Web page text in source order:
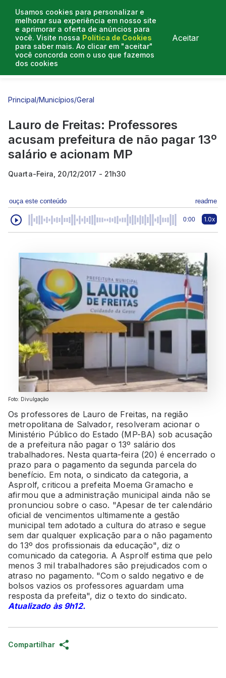
Usamos cookies para personalizar e
melhorar sua experiência em nosso site
e aprimorar a oferta de anúncios para
você. Visite nossa Política de Cookies
para saber mais. Ao clicar em "aceitar"
você concorda com o uso que fazemos
dos cookies
Aceitar
Entrevistas
Principal/Municípios/Geral
Lauro de Freitas: Professores
acusam prefeitura de não pagar 13º
salário e acionam MP
Quarta-Feira, 20/12/2017 - 21h30
ouça este conteúdo readme
0:00 1.0x
Foto: Divulgação
Os professores de Lauro de Freitas, na região
metropolitana de Salvador, resolveram acionar o
Ministério Público do Estado (MP-BA) sob acusação
de a prefeitura não pagar o 13º salário dos
trabalhadores. Nesta quarta-feira (20) é encerrado o
prazo para o pagamento da segunda parcela do
benefício. Em nota, o sindicato da categoria, a
Asprolf, criticou a prefeita Moema Gramacho e
afirmou que a administração municipal ainda não se
pronunciou sobre o caso. "Apesar de ter calendário
oficial de vencimentos ultimamente a gestão
municipal tem adotado a cultura do atraso e segue
sem dar qualquer explicação para o não pagamento
do 13º dos profissionais da educação", diz o
comunicado da categoria. A Asprolf estima que pelo
menos 3 mil trabalhadores são prejudicados com o
atraso no pagamento. "Com o saldo negativo e de
bolsos vazios os professores aguardam uma
resposta da prefeita", diz o texto do sindicato.
Atualizado às 9h12.
Compartilhar